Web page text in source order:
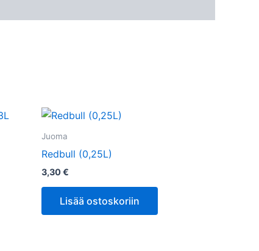
Juoma
Redbull (0,25L)
3,30€
Lisää ostoskoriin